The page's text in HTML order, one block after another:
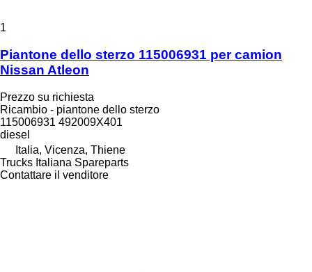
1
Piantone dello sterzo 115006931 per camion
Nissan Atleon
Prezzo su richiesta
Ricambio - piantone dello sterzo
115006931 492009X401
diesel
Italia, Vicenza, Thiene
Trucks Italiana Spareparts
Contattare il venditore